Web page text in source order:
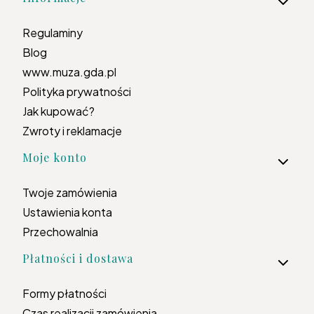
Regulaminy
Blog
www.muza.gda.pl
Polityka prywatności
Jak kupować?
Zwroty i reklamacje
Moje konto
Twoje zamówienia
Ustawienia konta
Przechowalnia
Płatności i dostawa
Formy płatności